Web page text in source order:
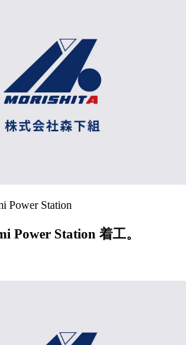
Power Station
Power Station 着工。